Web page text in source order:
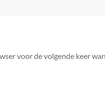
voor de volgende keer